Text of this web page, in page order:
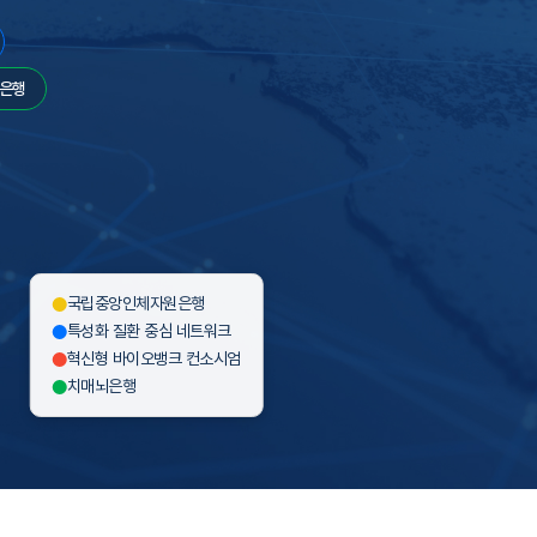
행
국립중앙인체자원은행
특성화 질환 중심 네트워크
혁신형 바이오뱅크 컨소시엄
치매뇌은행